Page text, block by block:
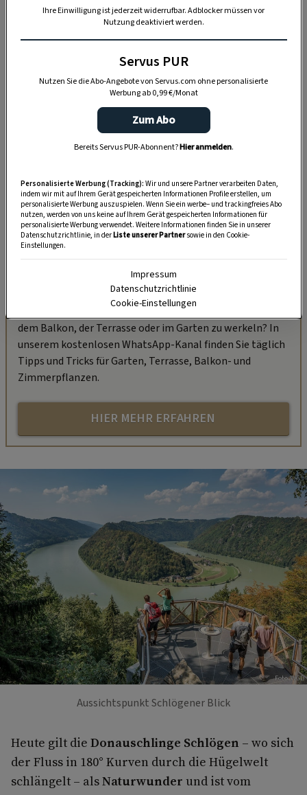
„Hier ist es so schön, hier will ich noch etwas
länger bleiben.“Und legte zwei spektakuläre
einzigartiges Naturschauspiel zu formen.
„Servus Garten“ auf WhatsApp
Nutzen Sie WhatsApp auf Ihrem Handy und lieben es, auf
dem Balkon, der Terrasse oder im Garten zu werkeln? In
unserem kostenlosen WhatsApp-Kanal finden Sie täglich
Tipps und Tricks für Garten, Terrasse, Balkon- und
Zimmerpflanzen.
HIER MEHR ERFAHREN
Foto: WGD
Aussichtspunkt Schlögener Blick
Heute gilt die Donauschlinge Schlögen – wo sich
der Fluss in 180° Kurven durch die Hügelwelt
schlängelt – alsNaturwunder und ist vom
Ihre Einwilligung ist jederzeit widerrufbar. Adblocker müssen vor
Nutzung deaktiviert werden.
Servus PUR
Nutzen Sie die Abo-Angebote von Servus.com ohne personalisierte
Werbung ab 0,99 €/Monat
Zum Abo
Bereits Servus PUR-Abonnent?Hier anmelden.
Personalisierte Werbung (Tracking): Wir und unsere Partner verarbeiten Daten,
indem wir mit auf Ihrem Gerät gespeicherten Informationen Profile erstellen, um
personalisierte Werbung auszuspielen. Wenn Sie ein werbe– und trackingfreies Abo
nutzen, werden von uns keine auf Ihrem Gerät gespeicherten Informationen für
personalisierte Werbung verwendet. Weitere Informationen finden Sie in unserer
Datenschutzrichtlinie, in derListe unserer Partnersowie in den Cookie-
Einstellungen.
Impressum
Datenschutzrichtlinie
Cookie-Einstellungen